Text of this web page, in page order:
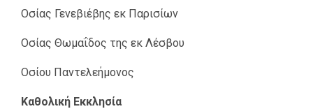
Οσίας Γενεβιέβης εκ Παρισίων
Οσίας Θωμαΐδος της εκ Λέσβου
Οσίου Παντελεήμονος
Καθολική Εκκλησία